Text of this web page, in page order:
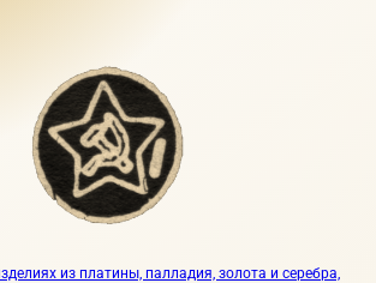
из платины, палладия, золота и серебра,